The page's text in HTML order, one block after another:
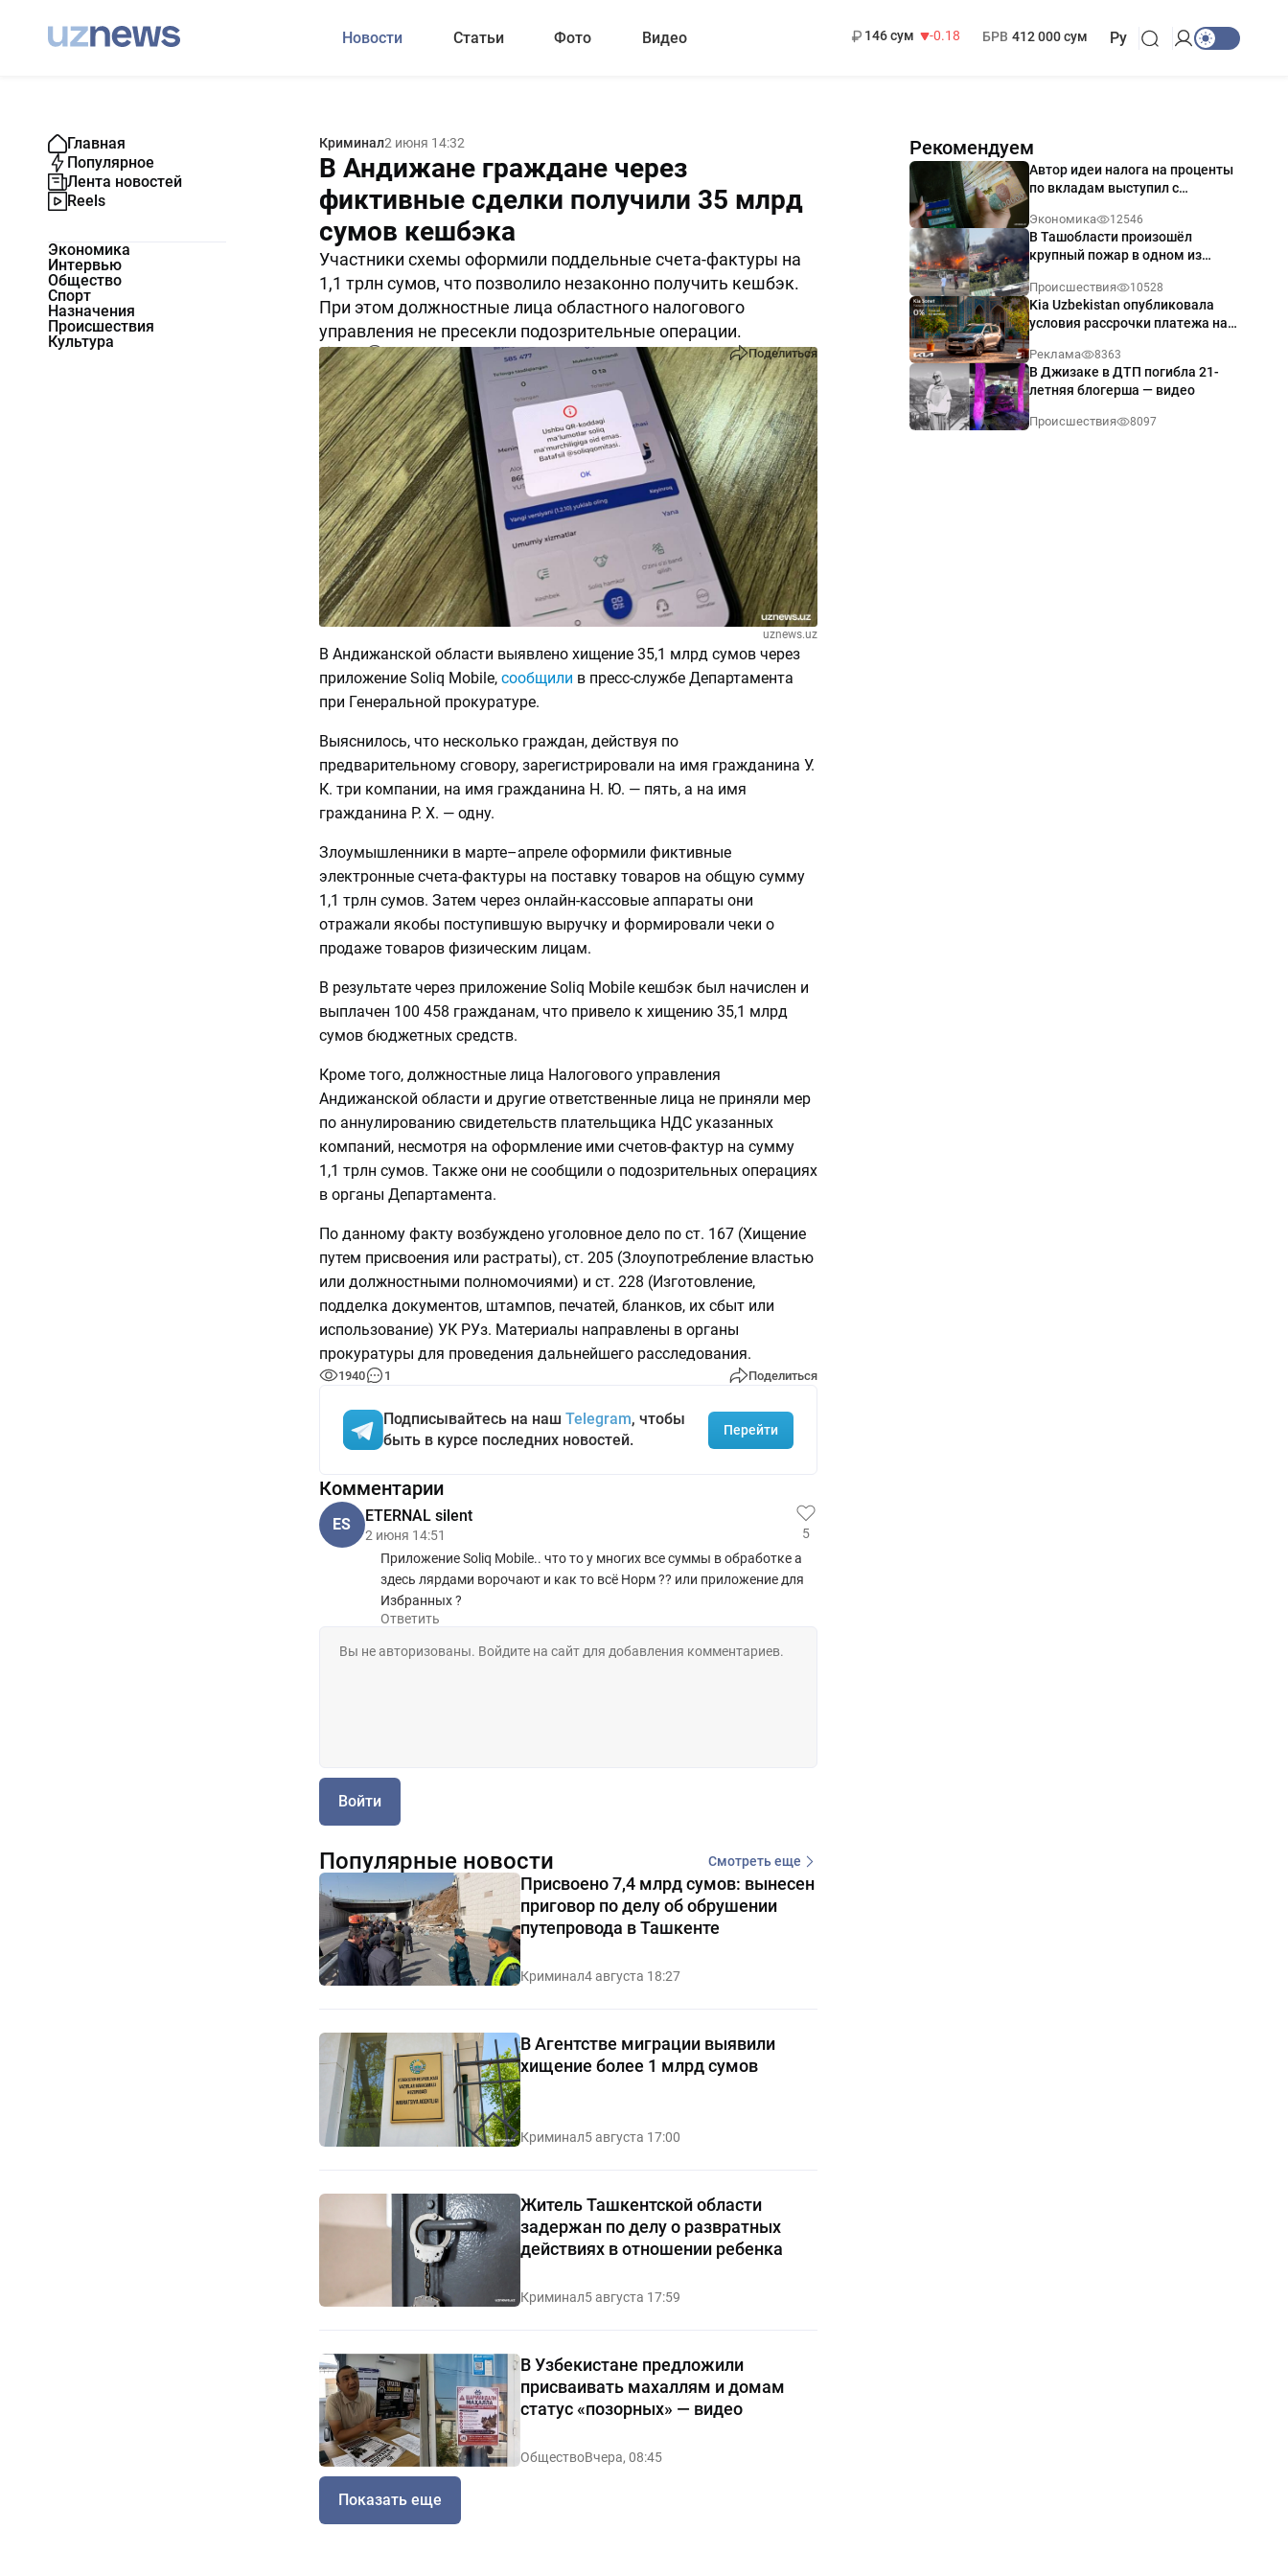
Новости Статьи Фото Видео
146 сум
-0.18
БРВ 412 000 сум Ру
Главная
Популярное
Лента новостей
Reels
Экономика
Интервью
Общество
Спорт
Назначения
Происшествия
Культура
Криминал2 июня 14:32
В Андижане граждане через
фиктивные сделки получили 35 млрд
сумов кешбэка
Участники схемы оформили поддельные счета-фактуры на
1,1 трлн сумов, что позволило незаконно получить кешбэк.
При этом должностные лица областного налогового
управления не пресекли подозрительные операции.
1940 1 Поделиться
uznews.uz
В Андижанской области выявлено хищение 35,1 млрд сумов через
приложение Soliq Mobile, сообщили в пресс-службе Департамента
при Генеральной прокуратуре.
Выяснилось, что несколько граждан, действуя по
предварительному сговору, зарегистрировали на имя гражданина У.
К. три компании, на имя гражданина Н. Ю. — пять, а на имя
гражданина Р. Х. — одну.
Злоумышленники в марте–апреле оформили фиктивные
электронные счета-фактуры на поставку товаров на общую сумму
1,1 трлн сумов. Затем через онлайн-кассовые аппараты они
отражали якобы поступившую выручку и формировали чеки о
продаже товаров физическим лицам.
В результате через приложение Soliq Mobile кешбэк был начислен и
выплачен 100 458 гражданам, что привело к хищению 35,1 млрд
сумов бюджетных средств.
Кроме того, должностные лица Налогового управления
Андижанской области и другие ответственные лица не приняли мер
по аннулированию свидетельств плательщика НДС указанных
компаний, несмотря на оформление ими счетов-фактур на сумму
1,1 трлн сумов. Также они не сообщили о подозрительных операциях
в органы Департамента.
По данному факту возбуждено уголовное дело по ст. 167 (Хищение
путем присвоения или растраты), ст. 205 (Злоупотребление властью
или должностными полномочиями) и ст. 228 (Изготовление,
подделка документов, штампов, печатей, бланков, их сбыт или
использование) УК РУз. Материалы направлены в органы
прокуратуры для проведения дальнейшего расследования.
1940 1 Поделиться
Подписывайтесь на наш Telegram, чтобы
быть в курсе последних новостей.
Перейти
Комментарии
ES ETERNAL silent
2 июня 14:51
5
Приложение Soliq Mobile.. что то у многих все суммы в обработке а
здесь лярдами ворочают и как то всё Норм ?? или приложение для
Избранных ?
Ответить
Войти
Рекомендуем
Автор идеи налога на проценты
по вкладам выступил с
Экономика 12546
В Ташобласти произошёл
крупный пожар в одном из
Происшествия 10528
Kia Uzbekistan опубликовала
условия рассрочки платежа на
годовых
Реклама 8363
В Джизаке в ДТП погибла 21-
летняя блогерша — видео
Происшествия 8097
Популярные новости Смотреть еще
Присвоено 7,4 млрд сумов: вынесен
приговор по делу об обрушении
путепровода в Ташкенте
Криминал4 августа 18:27
В Агентстве миграции выявили
хищение более 1 млрд сумов
Криминал5 августа 17:00
Житель Ташкентской области
задержан по делу о развратных
действиях в отношении ребенка
Криминал5 августа 17:59
В Узбекистане предложили
присваивать махаллям и домам
статус «позорных» — видео
ОбществоВчера, 08:45
Показать еще